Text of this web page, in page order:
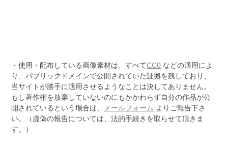
・使用・配布している画像素材は、すべてCC0 などの適用によ
り、パブリックドメインで公開されていた証拠を残しており、
当サイトが勝手に適用させるようなことは決してありません。
もし著作権を放棄していないのにもかかわらず自分の作品が公
開されているという場合は、
メールフォーム よりご報告下さ
い。（虚偽の報告については、法的手続きを取らせて頂きま
す。）